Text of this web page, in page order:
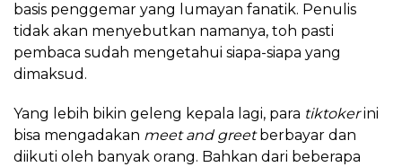
basis penggemar yang lumayan fanatik. Penulis
tidak akan menyebutkan namanya, toh pasti
pembaca sudah mengetahui siapa-siapa yang
dimaksud.
Yang lebih bikin geleng kepala lagi, para tiktokerini
bisa mengadakan meet and greetberbayar dan
diikuti oleh banyak orang. Bahkan dari beberapa